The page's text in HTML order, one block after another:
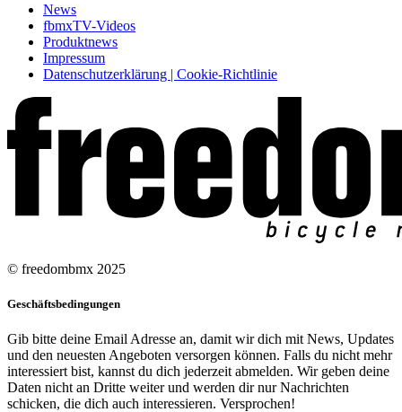
News
fbmxTV-Videos
Produktnews
Impressum
Datenschutzerklärung | Cookie-Richtlinie
© freedombmx 2025
Geschäftsbedingungen
Gib bitte deine Email Adresse an, damit wir dich mit News, Updates
und den neuesten Angeboten versorgen können. Falls du nicht mehr
interessiert bist, kannst du dich jederzeit abmelden. Wir geben deine
Daten nicht an Dritte weiter und werden dir nur Nachrichten
schicken, die dich auch interessieren. Versprochen!